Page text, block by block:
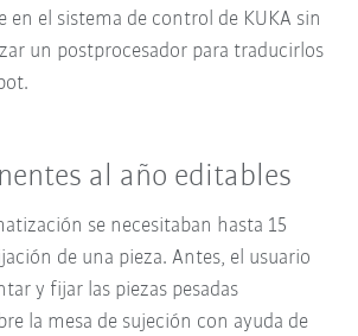
en el sistema de control de KUKA sin
un postprocesador para traducirlos
al año editables
se necesitaban hasta 15
de una pieza. Antes, el usuario
y fijar las piezas pesadas
la mesa de sujeción con ayuda de